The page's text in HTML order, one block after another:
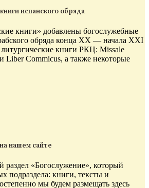
испанского обряда
книги» добавлены богослужебные
обряда конца XX — начала XXI
книги РКЦ: Missale
Liber Commicus, а также некоторые
нашем сайте
раздел «Богослужение», который
подраздела: книги, тексты и
мы будем размещать здесь